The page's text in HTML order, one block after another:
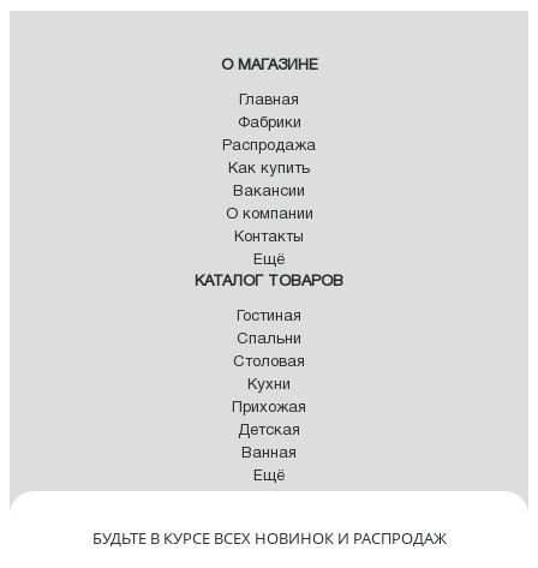
О МАГАЗИНЕ
Главная
Фабрики
Распродажа
Как купить
Вакансии
О компании
Контакты
Ещё
КАТАЛОГ ТОВАРОВ
Гостиная
Спальни
Столовая
Кухни
Прихожая
Детская
Ванная
Ещё
БУДЬТЕ В КУРСЕ ВСЕХ НОВИНОК И РАСПРОДАЖ